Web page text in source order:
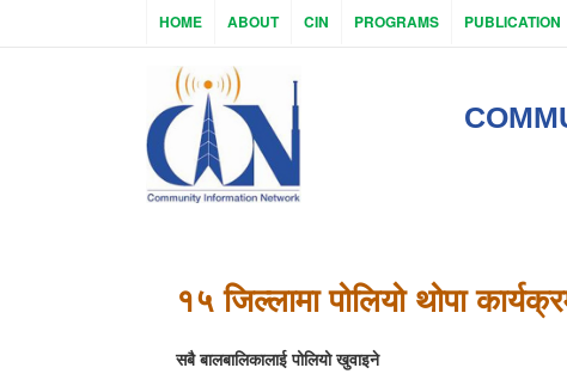
HOME ABOUT CIN PROGRAMS PUBLICATION
१५ जिल्लामा पोलियो थोपा
सबै बालबालिकालाई पोलियो खुवाइने